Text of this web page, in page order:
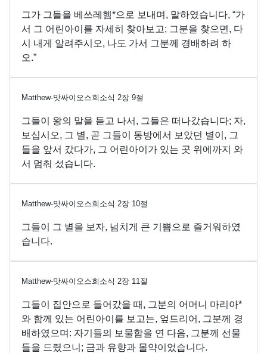
그가 그들을 베쓰레헴*으로 보내며, 말하였습니다, “가
서 그 어린아이를 자세히 찾아보고; 그분을 찾으면, 다
시 내게 알려주시오, 나도 가서 그분께 경배하려 하
오.”
Matthew-맛싸이오스희소식 2장 9절
그들이 왕의 말을 듣고 나서, 그들은 떠나갔습니다; 자,
보십시오, 그 별, 곧 그들이 동방에서 보았던 별이, 그
들을 앞서 갔다가, 그 어린아이가 있는 곳 위에까지 와
서 멈춰 섰습니다.
Matthew-맛싸이오스희소식 2장 10절
그들이 그 별을 보자, 넘치게 큰 기쁨으로 즐거워하였
습니다.
Matthew-맛싸이오스희소식 2장 11절
그들이 집안으로 들어갔을 때, 그분의 어머니 마리아*
와 함께 있는 어린아이를 보고는, 엎드리어, 그분께 경
배하였으며: 자기들의 보물함을 연 다음, 그분께 선물
들을 드렸으니; 금과 유향과 몰약이었습니다.